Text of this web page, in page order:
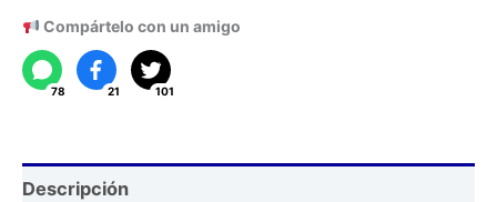
para
PC
cantidad
Compártelo con un amigo
78 21 101
Descripción